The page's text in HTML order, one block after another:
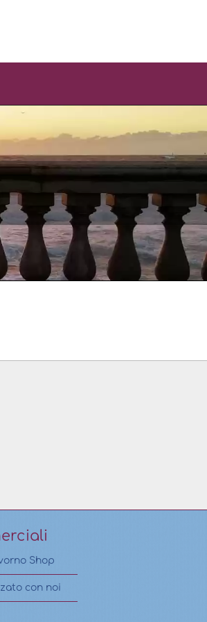
Shop
con noi